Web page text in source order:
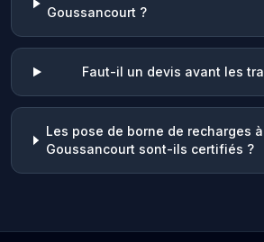
Goussancourt ?
Faut-il un devis avant les
Les pose de borne de recharges à
Goussancourt sont-ils certifiés ?